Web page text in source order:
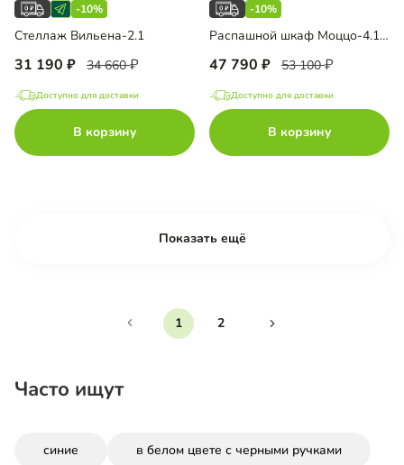
-10%
Стеллаж Вильена-2.1
31 190 34 660
Доступно для доставки
В корзину
-10%
Распашной шкаф Моццо-4.1 с антресолью
47 790 53 100
Доступно для доставки
В корзину
Показать ещё
1 2
Часто ищут
синие в белом цвете с черными ручками